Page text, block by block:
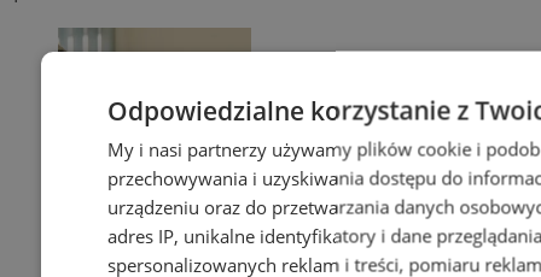
Odpowiedzialne korzystanie z
My i nasi partnerzy używamy plików cookie i
przechowywania i uzyskiwania dostępu do
urządzeniu oraz do przetwarzania danych
adres IP, unikalne identyfikatory i dane
spersonalizowanych reklam i treści, pomiaru